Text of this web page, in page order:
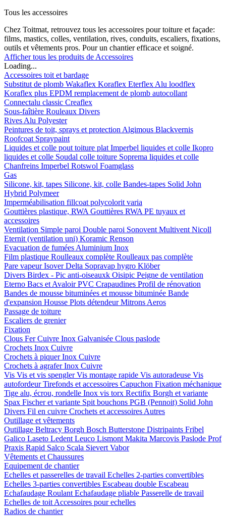
Tous les accessoires
Chez Toitmat, retrouvez tous les accessoires pour toiture et façade:
films, mastics, colles, ventilation, rives, conduits, escaliers, fixations,
outils et vêtements pros. Pour un chantier efficace et soigné.
Afficher tous les produits de Accessoires
Loading...
Accessoires toit et bardage
Substitut de plomb Wakaflex Koraflex Eterflex Alu loodflex
Koraflex plus EPDM remplacement de plomb autocollant
Connectalu classic Creaflex
Sous-faîtière Rouleaux Divers
Rives Alu Polyester
Peintures de toit, sprays et protection Algimous Blackvernis
Roofcoat Spraypaint
Liquides et colle pout toiture plat Imperbel liquides et colle Ikopro
liquides et colle Soudal colle toiture Soprema liquides et colle
Chanfreins Imperbel Rotswol Foamglass
Gas
Silicone, kit, tapes Silicone, kit, colle Bandes-tapes Solid John
Hybrid Polymeer
Imperméabilisation fillcoat polycolorit varia
Gouttières plastique, RWA Gouttières RWA PE tuyaux et
accessoires
Ventilation Simple paroi Double paroi Sonovent Multivent Nicoll
Eternit (ventilation uni) Koramic Renson
Evacuation de fumées Aluminium Inox
Film plastique Roulleaux complète Roulleaux pas complète
Pare vapeurIsoverDelta Sopravap hygro Klöber
Divers Birdex - Pic anti-oiseauxk Oisipic Peigne de ventilation
Eterno Bacs et Avaloir PVC Crapaudines Profil de rénovation
Bandes de mousse bituminées et mousse bituminée Bande
d'expansion Housse Plots détendeurMitrons Aeros
Passage de toiture
Escaliers de grenier
Fixation
Clous FerCuivre Inox Galvanisée Clous paslode
Crochets Inox Cuivre
Crochets à piquerInox Cuivre
Crochets à agraferInox Cuivre
Vis Vis et vis spenglerVis montage rapide Vis autoradeuse Vis
autofordeurTirefonds et accessoires Capuchon Fixation méchanique
Tige alu, écrou, rondelle Inox vis torx Rectifix Borgh et variante
Spax Fischer et variante Spit bouchons PGB (Pennoit) Solid John
Divers Fil en cuivre Crochets et accessoires Autres
Outillage et vêtements
Outillage Beltracy Borgh Bosch Butterstone Distripaints Fribel
Galico Laseto Ledent Leuco Lismont Makita Marcovis Paslode Prof
Praxis Rapid Salco Scala Sievert Vabor
Vêtements et Chaussures
Equipement de chantier
Echelles et passerelles de travail Echelles 2-parties convertibles
Echelles 3-parties convertibles Escabeau double Escabeau
Echafaudage Roulant Echafaudage pliable Passerelle de travail
Echelles de toit Accessoires pour echelles
Radios de chantier